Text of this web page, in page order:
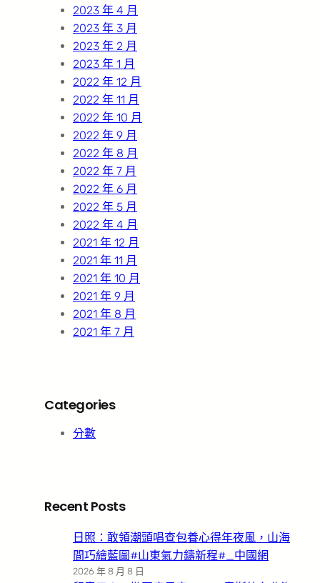
2023 年 4 月
2023 年 3 月
2023 年 2 月
2023 年 1 月
2022 年 12 月
2022 年 11 月
2022 年 10 月
2022 年 9 月
2022 年 8 月
2022 年 7 月
2022 年 6 月
2022 年 5 月
2022 年 4 月
2021 年 12 月
2021 年 11 月
2021 年 10 月
2021 年 9 月
2021 年 8 月
2021 年 7 月
Categories
分數
Recent Posts
日照：敢領潮頭唱查包養心得年夜風，山海
間巧繪藍圖#山東氣力鑄新程#_中國網
2026 年 8 月 8 日